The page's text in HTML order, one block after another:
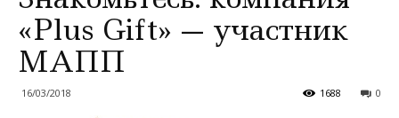
«Plus Gift» — участник
МАПП
16/03/2018 0
1688